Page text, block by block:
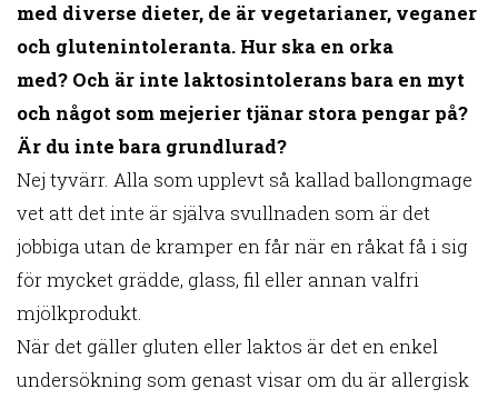
med diverse dieter, de är vegetarianer, veganer
och glutenintoleranta. Hur ska en orka
med? Och är inte laktosintolerans bara en myt
och något som mejerier tjänar stora pengar på?
Är du inte bara grundlurad?
Nej tyvärr. Alla som upplevt så kallad ballongmage
vet att det inte är själva svullnaden som är det
jobbiga utan de kramper en får när en råkat få i sig
för mycket grädde, glass, fil eller annan valfri
mjölkprodukt.
När det gäller gluten eller laktos är det en enkel
undersökning som genast visar om du är allergisk